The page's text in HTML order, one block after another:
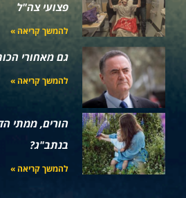
פצועי צה"ל
להמשך קריאה »
גם מאחורי
להמשך קריאה »
הורים, ממתי
בנתב"ג?
להמשך קריאה »